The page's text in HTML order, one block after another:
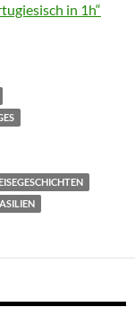
in 1h“